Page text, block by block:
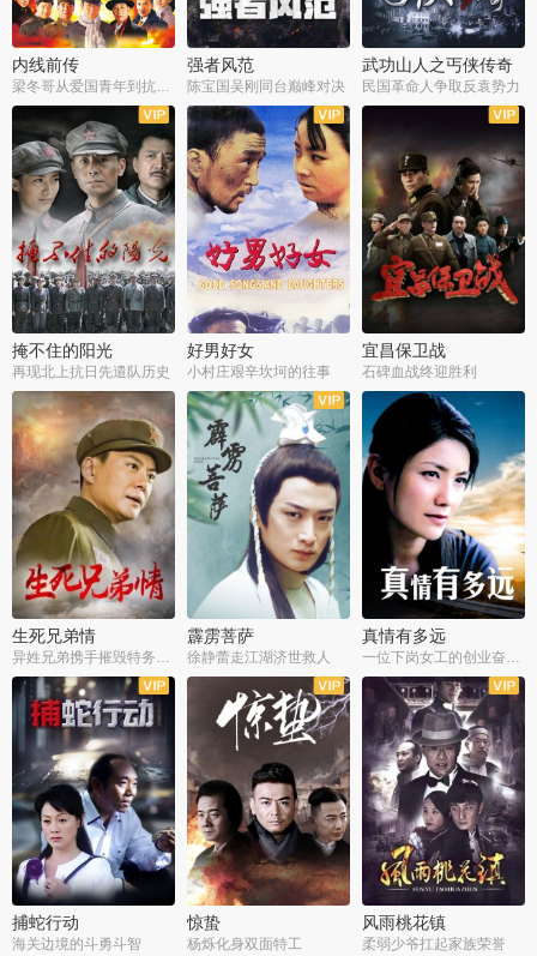
内线前传 强者风范
陈宝国吴刚同台巅峰对决
武功山人之丐侠传奇
民国革命人争取反袁势力
全38集
掩不住的阳光
再现北上抗日先遣队历史
全9集
好男好女
小村庄艰辛坎坷的往事
全35集
宜昌保卫战
石碑血战终迎胜利
全37集
生死兄弟情
异姓兄弟携手摧毁特务阴谋
全40集
霹雳菩萨
徐静蕾走江湖济世救人
全25集
真情有多远
一位下岗女工的创业奋斗史
全22集
捕蛇行动
海关边境的斗勇斗智
全39集
惊蛰
杨烁化身双面特工
全36集
风雨桃花镇
柔弱少爷扛起家族荣誉